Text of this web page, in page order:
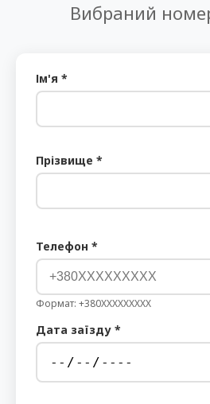
Вибраний
Ім'я *
Прізвище *
Телефон *
Формат: +380XXXXXXXXX
Дата заїзду *